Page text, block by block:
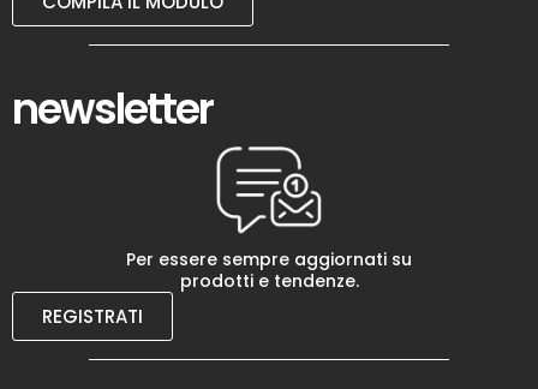
newsletter
Per essere sempre aggiornati su
prodotti e tendenze.
REGISTRATI